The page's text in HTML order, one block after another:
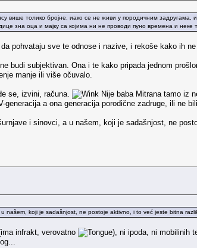
више толико бројне, иако се не живи у породичним задругама,
зна оца и мајку са којима ни не проводи пуно времена и неке
pohvataju sve te odnose i nazive, i rekoše kako ih
budi subjektivan. Ona i te kako pripada jednom
manje ili više očuvalo.
se, izvini, računa.
Nije baba Mitrana tamo iz
a ona generacija porodične zadruge, ili ne bili.
i sinovci, a u našem, koji je sadašnjost, ne
koji je sadašnjost, ne postoje aktivno, i to već jeste bitna
infrakt, verovatno
), ni ipoda, ni mobilinih